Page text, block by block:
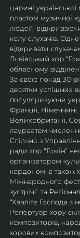
царині
пластом музичної
людей,
колу слухачів.
відкривати
Львівський хор
обласному
За свою понад 30-
десятки успішних
популяризуючи
Франції, Німеччині,
Великобританії,
лауреатом
Спільно з
ради хор “Гомін”
організатором
кордоном, а також
Міжнародного
зустрічі” та
“Хваліте Господа з
Репертуар хору
композиторів,
хорових